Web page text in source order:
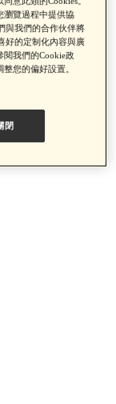
瀏覽過程中提供協
與我們的合作伙伴將
好的定制化內容與廣
閱我們的Cookie政
您的偏好設置。
閉